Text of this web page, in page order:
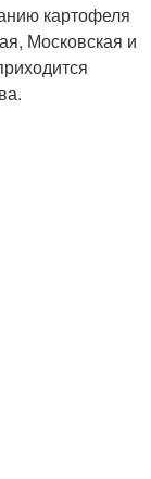
картофеля
Московская и